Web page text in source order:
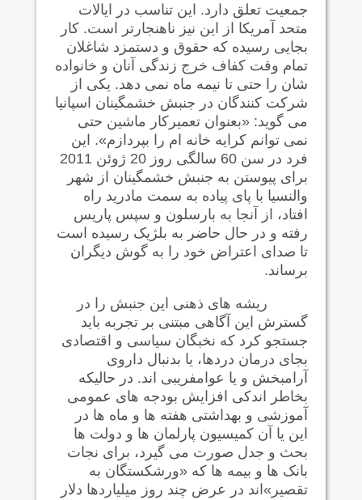
جمعیت تعلق دارد. این تناسب در ایالات
متحد آمریکا از این نیز ناهنجارتر است. کار
بجایی رسیده که حقوق و دستمزد شاغلان
تمام وقت کفاف خرج زندگی آنان و خانواده
شان را حتی تا نیمه ماه نمی دهد. یکی از
شرکت کنندگان در جنبش خشمگینان اسپانیا
می گوید: «بعنوان تعمیرکار ماشین حتی
نمی توانم کرایه خانه ام را بپردازم». این
فرد در سن 60 سالگی روز 20 ژوئن 2011
برای پیوستن به جنبش خشمگینان از شهر
والنسیا با پای پیاده به سمت مادرید راه
افتاد، از آنجا به بارسلون و سپس پاریس
رفته و در حال حاضر به بلژیک رسیده است
تا صدای اعتراض خود را به گوش دیگران
برساند.
ریشه های ذهنی این جنبش را در
گسترش این آگاهی مبتنی بر تجربه باید
جستجو کرد که نخبگان سیاسی و اقتصادی
بجای درمان دردها، یا بدنبال داروی
آرامبخش و یا عوامفریبی اند. در حالیکه
بخاطر اندکی افزایش بودجه های عمومی
آموزشی و بهداشتی هفته ها و ماه ها در
این یا آن کمیسیون پارلمان ها و دولت ها
بحث و جدل صورت می گیرد، برای نجات
بانک ها و بیمه ها که «ورشکستگان به
تقصیر»اند در عرض چند روز میلیاردها دلار